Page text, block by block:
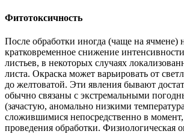
Фитотоксичность
После обработки иногда (чаще на ячмене)
кратковременное снижение
листьев, в некоторых случаях
листа. Окраска может варьировать от
до желтоватой. Эти явления бывают
обычно связаны с экстремальными
(зачастую, аномально низкими
сложившимися непосредственно в момент,
проведения обработки. Физиологическая